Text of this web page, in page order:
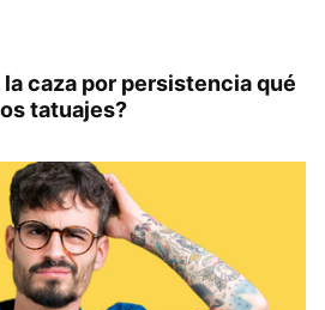
caza por persistencia qué
tatuajes?